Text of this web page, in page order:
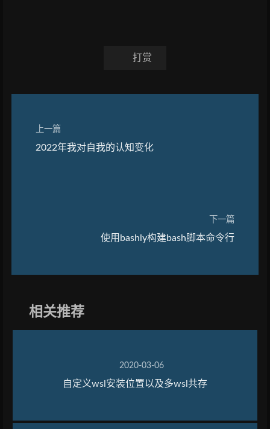
打赏
上一篇
2022年我对自我的认知变化
下一篇
使用bashly构建bash脚本命令行
相关推荐
2020-03-06
自定义wsl安装位置以及多wsl共存